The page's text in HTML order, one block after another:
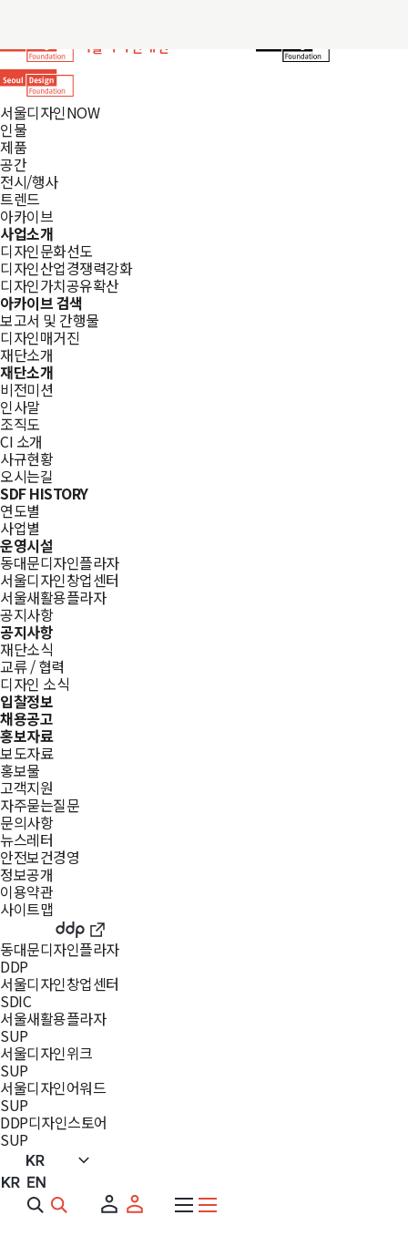
서울디자인NOW
인물
제품
공간
전시/행사
트렌드
아카이브
사업소개
디자인문화선도
디자인산업경쟁력강화
디자인가치공유확산
아카이브 검색
보고서 및 간행물
디자인매거진
재단소개
재단소개
비전미션
인사말
조직도
CI 소개
사규현황
오시는길
SDF HISTORY
연도별
사업별
운영시설
동대문디자인플라자
서울디자인창업센터
서울새활용플라자
공지사항
공지사항
재단소식
교류 / 협력
디자인 소식
입찰정보
채용공고
홍보자료
보도자료
홍보물
고객지원
자주묻는질문
문의사항
뉴스레터
안전보건경영
정보공개
이용약관
사이트맵
동대문디자인플라자
DDP
서울디자인창업센터
SDIC
서울새활용플라자
SUP
서울디자인위크
SUP
서울디자인어워드
SUP
DDP디자인스토어
SUP